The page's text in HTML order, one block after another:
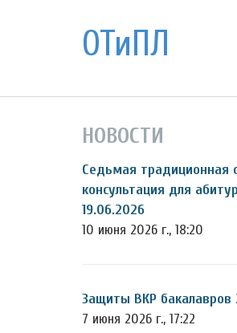
ОТиПЛ
НОВОСТИ
Седьмая традиционная
консультация для
19.06.2026
10 июня 2026 г., 18:20
Защиты ВКР бакалавров
7 июня 2026 г., 17:22